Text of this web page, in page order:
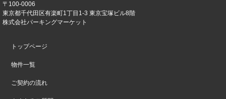
〒100-0006
東京都千代田区有楽町1丁目1-3 東京宝塚ビル8階
株式会社パーキングマーケット
トップページ
物件一覧
ご契約の流れ